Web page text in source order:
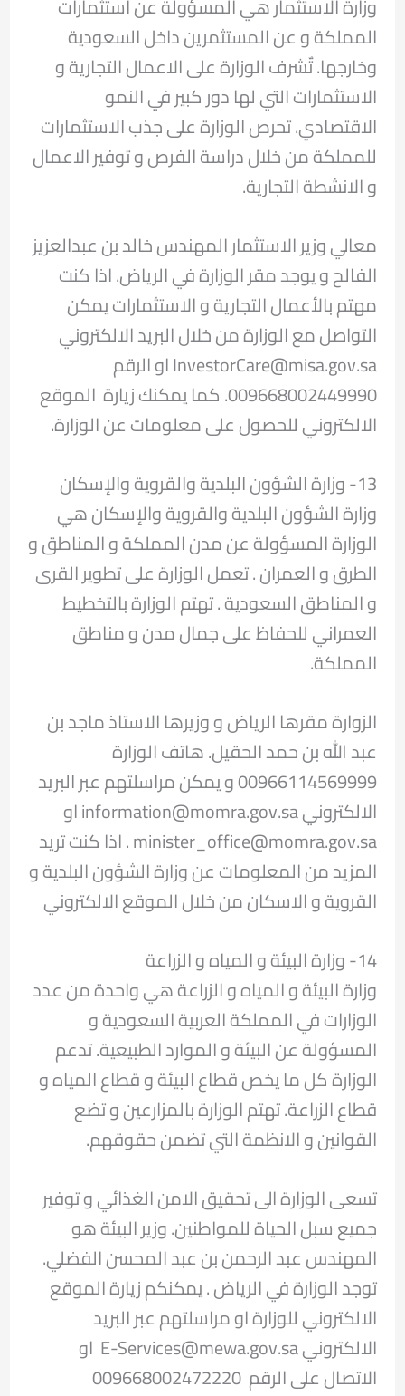
المملكة و عن المستثمرين داخل السعودية
وخارجها. تٌشرف الوزارة على الاعمال التجارية و
الاستثمارات التي لها دور كبير في النمو
الاقتصادي. تحرص الوزارة على جذب الاستثمارات
للمملكة من خلال دراسة الفرص و توفير الاعمال
و الانشطة التجارية.
معالي وزير الاستثمار المهندس خالد بن عبدالعزيز
الفالح و يوجد مقر الوزارة في الرياض. اذا كنت
مهتم بالأعمال التجارية و الاستثمارات يمكن
التواصل مع الوزارة من خلال البريد الالكتروني
InvestorCare@misa.gov.sa او الرقم
009668002449990. كما يمكنك زيارة الموقع
الالكتروني للحصول على معلومات عن الوزارة.
13- وزارة الشؤون البلدية والقروية والإسكان
وزارة الشؤون البلدية والقروية والإسكان هي
الوزارة المسؤولة عن مدن المملكة و المناطق و
الطرق و العمران . تعمل الوزارة على تطوير القرى
و المناطق السعودية . تهتم الوزارة بالتخطيط
العمراني للحفاظ على جمال مدن و مناطق
المملكة.
الزوارة مقرها الرياض و وزيرها الاستاذ ماجد بن
عبد الله بن حمد الحقيل. هاتف الوزارة
00966114569999 و يمكن مراسلتهم عبر البريد
الالكتروني information@momra.gov.sa او
minister_office@momra.gov.sa . اذا كنت تريد
المزيد من المعلومات عن وزارة الشؤون البلدية و
القروية و الاسكان من خلال الموقع الالكتروني
14- وزارة البيئة و المياه و الزراعة
وزارة البيئة و المياه و الزراعة هي واحدة من عدد
الوزارات في المملكة العربية السعودية و
المسؤولة عن البيئة و الموارد الطبيعية. تدعم
الوزارة كل ما يخص قطاع البيئة و قطاع المياه و
قطاع الزراعة. تهتم الوزارة بالمزارعين و تضع
القوانين و الانظمة التي تضمن حقوقهم.
تسعى الوزارة الى تحقيق الامن الغذائي و توفير
جميع سبل الحياة للمواطنين. وزير البيئة هو
المهندس عبد الرحمن بن عبد المحسن الفضلي.
توجد الوزارة في الرياض . يمكنكم زيارة الموقع
الالكتروني للوزارة او مراسلتهم عبر البريد
الالكتروني E-Services@mewa.gov.sa او
الاتصال على الرقم 009668002472220